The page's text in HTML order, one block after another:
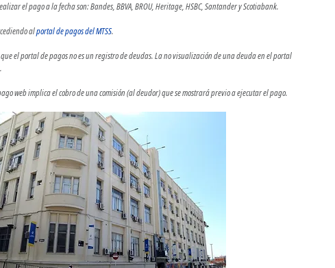
el pago a la fecha son: Bandes, BBVA, BROU, Heritage, HSBC, Santander y Scotiabank.
al portal de pagos del MTSS.
el portal de pagos no es un registro de deudas. La no visualización de una deuda en el portal
web implica el cobro de una comisión (al deudor) que se mostrará previo a ejecutar el pago.